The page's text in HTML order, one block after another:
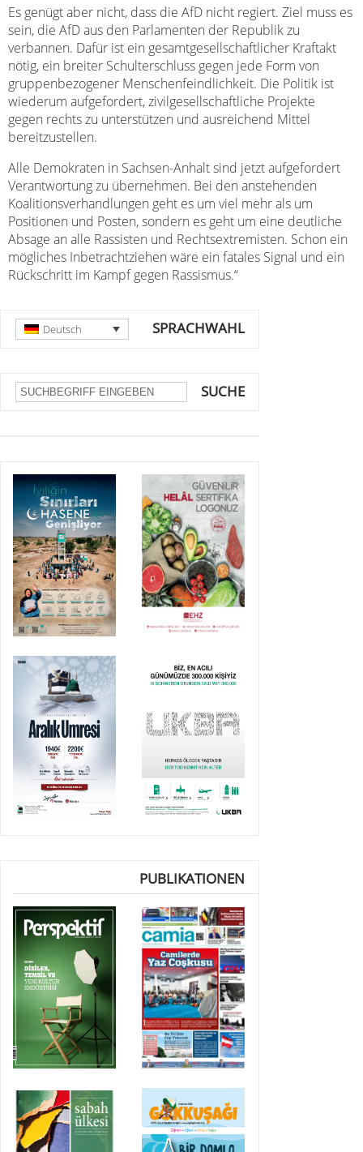
Es genügt aber nicht, dass die AfD nicht regiert. Ziel muss es
sein, die AfD aus den Parlamenten der Republik zu
verbannen. Dafür ist ein gesamtgesellschaftlicher Kraftakt
nötig, ein breiter Schulterschluss gegen jede Form von
gruppenbezogener Menschenfeindlichkeit. Die Politik ist
wiederum aufgefordert, zivilgesellschaftliche Projekte
gegen rechts zu unterstützen und ausreichend Mittel
bereitzustellen.
Alle Demokraten in Sachsen-Anhalt sind jetzt aufgefordert
Verantwortung zu übernehmen. Bei den anstehenden
Koalitionsverhandlungen geht es um viel mehr als um
Positionen und Posten, sondern es geht um eine deutliche
Absage an alle Rassisten und Rechtsextremisten. Schon ein
mögliches Inbetrachtziehen wäre ein fatales Signal und ein
Rückschritt im Kampf gegen Rassismus.“
SPRACHWAHL
Deutsch
SUCHE
PUBLIKATIONEN